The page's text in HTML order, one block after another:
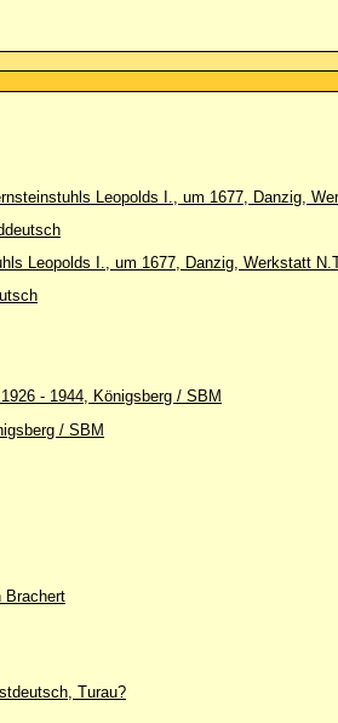
Leopolds I., um 1677, Danzig,
Leopolds I., um 1677, Danzig, Werkstatt
- 1944, Königsberg / SBM
/ SBM
Brachert
Turau?